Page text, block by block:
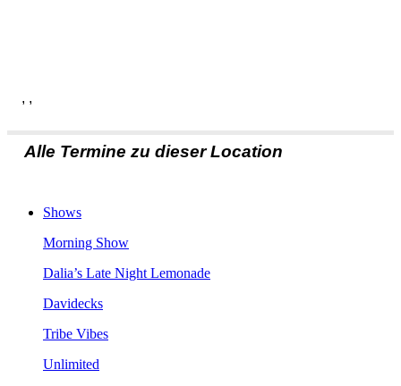
,,
AlleTerminezudieserLocation
Shows
MorningShow
Dalia’sLateNightLemonade
Davidecks
TribeVibes
Unlimited